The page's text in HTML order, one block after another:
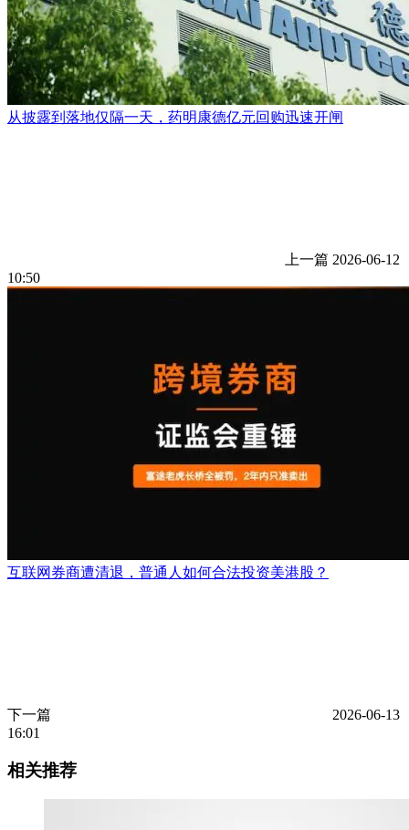
从披露到落地仅隔一天，药明康德亿元回购迅速开闸
上一篇 2026-06-12
10:50
互联网券商遭清退，普通人如何合法投资美港股？
下一篇
2026-06-13
16:01
相关推荐